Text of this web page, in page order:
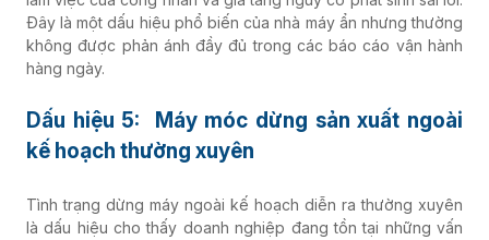
Đây là một dấu hiệu phổ biến của nhà máy ẩn nhưng thường
không được phản ánh đầy đủ trong các báo cáo vận hành
hàng ngày.
Dấu hiệu 5: Máy móc dừng sản xuất ngoài
kế hoạch thường xuyên
Tình trạng dừng máy ngoài kế hoạch diễn ra thường xuyên
là dấu hiệu cho thấy doanh nghiệp đang tồn tại những vấn